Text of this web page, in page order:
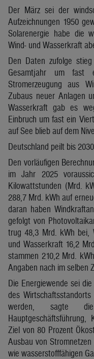
Der März sei der
Aufzeichnungen 1950
Solarenergie habe die
Wind- und Wasserkraft
Den Daten zufolge
Gesamtjahr um fast
Stromerzeugung aus
Zubaus neuer Anlagen
Wasserkraft gab es
Einbruch um fast ein
auf See blieb auf dem
Deutschland peilt bis
Den vorläufigen
im Jahr 2025
Kilowattstunden (Mrd.
288,7 Mrd. kWh auf
daran haben
gefolgt von
trug 48,3 Mrd. kWh bei,
und Wasserkraft 16,2
stammen 210,2 Mrd.
Angaben nach im selben
Die Energiewende sei
des
werden, sagte
Ziel von 80 Prozent
Ausbau von
wie wasserstofffähigen